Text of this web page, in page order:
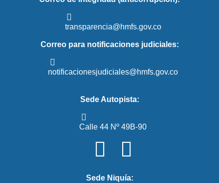
transparencia@hmfs.gov.co
Correo para notificaciones judiciales:
notificacionesjudiciales@hmfs.gov.co
Sede Autopista:
Calle 44 Nº 49B-90
Sede Niquía: